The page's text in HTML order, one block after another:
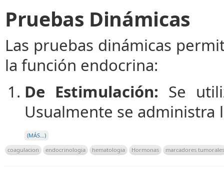
Pruebas Dinámicas
Las pruebas dinámicas
la función endocrina:
De Estimulación: Se
Usualmente se administra
(MÁS…)
coagulacion
endocrinologia hematologia Hormonas marcadores tumorales